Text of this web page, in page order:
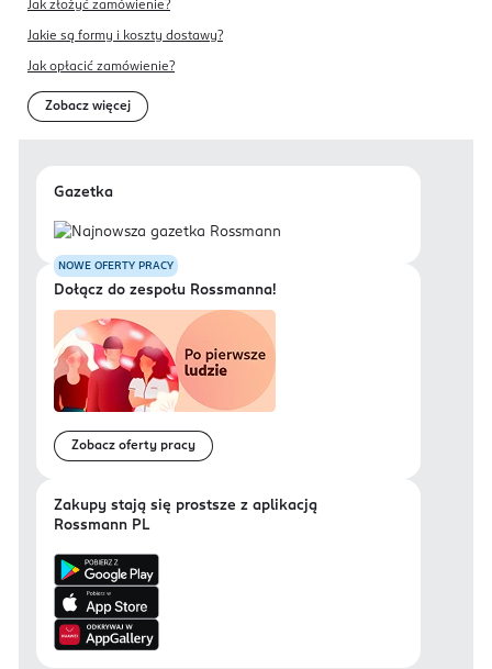
Jak złożyć zamówienie?
Jakie są formy i koszty dostawy?
Jak opłacić zamówienie?
Zobacz więcej
Gazetka
NOWE OFERTY PRACY
Dołącz do zespołu Rossmanna!
Zobacz oferty pracy
Zakupy stają się prostsze z aplikacją
Rossmann PL